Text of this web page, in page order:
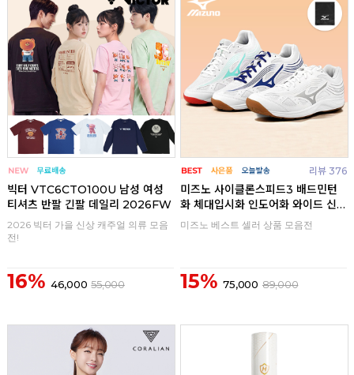
빅터 VTC6CTO100U 남성 여성
티셔츠 반팔 긴팔 데일리 2026FW
2026 빅터 가을 신상 캐주얼 의류 모음
전!
16% 46,000 55,000
리뷰 376
미즈노 사이클론스피드3 배드민턴
화 체대입시화 인도어화 와이드 신
발
미즈노 베스트 셀러 상품 모음전
15% 75,000 89,000